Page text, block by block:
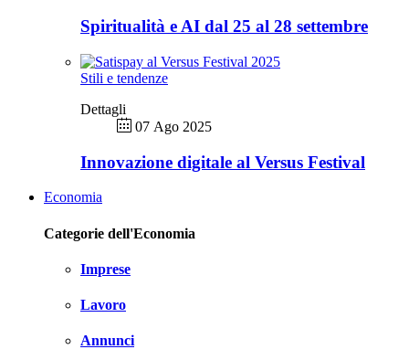
Spiritualità e AI dal 25 al 28 settembre
Stili e tendenze
Dettagli
07 Ago 2025
Innovazione digitale al Versus Festival
Economia
Categorie dell'Economia
Imprese
Lavoro
Annunci